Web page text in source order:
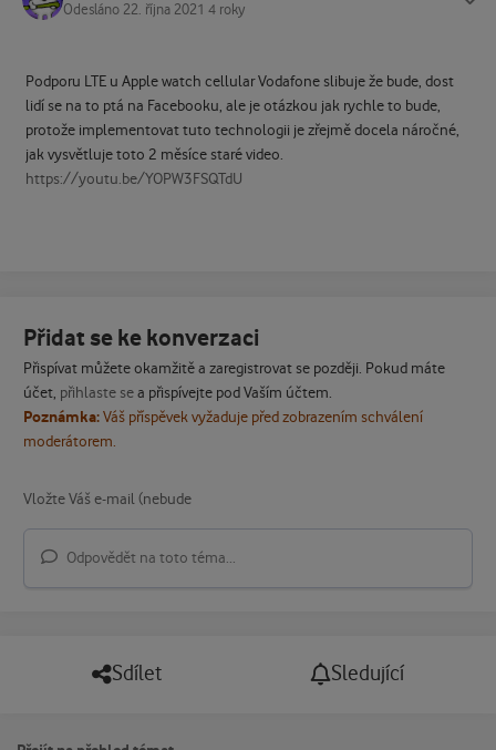
Odesláno 22. října 2021 4 roky
Podporu LTE u Apple watch cellular Vodafone slibuje že bude, dost
lidí se na to ptá na Facebooku, ale je otázkou jak rychle to bude,
protože implementovat tuto technologii je zřejmě docela náročné,
jak vysvětluje toto 2 měsíce staré video.
https://youtu.be/YOPW3FSQTdU
Přidat se ke konverzaci
Přispívat můžete okamžitě a zaregistrovat se později. Pokud máte
účet, přihlaste sea přispívejte pod Vaším účtem.
Poznámka:Váš příspěvek vyžaduje před zobrazením schválení
moderátorem.
Odpovědět na toto téma...
Sdílet Sledující